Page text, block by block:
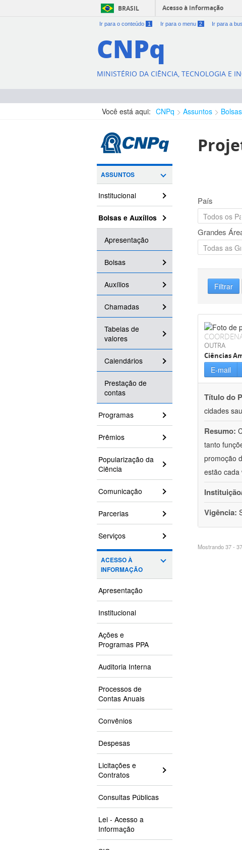
BRASIL Acesso à informação
Ir para o conteúdo 1 Ir para o menu 2 Ir para a
CNPq
MINISTÉRIO DA CIÊNCIA, TECNOLOGIA E
Você está aqui: CNPq Assuntos
ASSUNTOS
Institucional
Bolsas e Auxílios
Apresentação
Bolsas
Auxílios
Chamadas
Tabelas de
valores
Calendários
Prestação de
contas
Programas
Prêmios
Popularização da
Ciência
Comunicação
Parcerias
Serviços
ACESSO À
INFORMAÇÃO
Apresentação
Institucional
Ações e
Programas PPA
Auditoria Interna
Processos de
Contas Anuais
Convênios
Despesas
Licitações e
Contratos
Consultas Públicas
Lei - Acesso a
Informação
País
Grandes
Filtrar
OUTRA
Ciências
E-mail
Título do
cidades
Resumo:
tanto
promoção
estão cada
Vigência:
Mostrando 37 -